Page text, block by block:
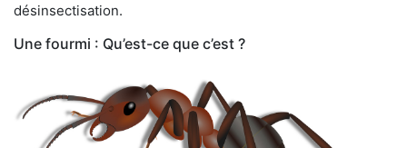
désinsectisation.
Une fourmi : Qu’est-ce que c’est ?